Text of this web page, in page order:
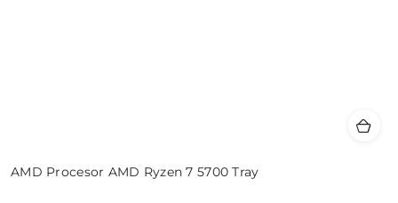
AMD Procesor AMD Ryzen 7 5700 Tray